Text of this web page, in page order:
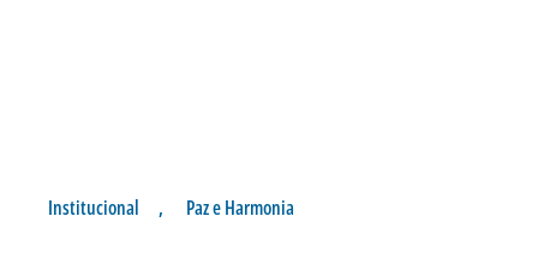
Institucional , Paz e Harmonia